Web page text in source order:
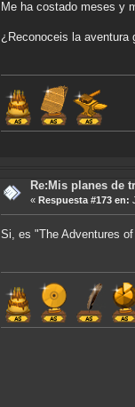
Me ha costado meses y
¿Reconoceis la aventura
Re:Mis planes de
« Respuesta #173 en:
Si, es "The Adventures